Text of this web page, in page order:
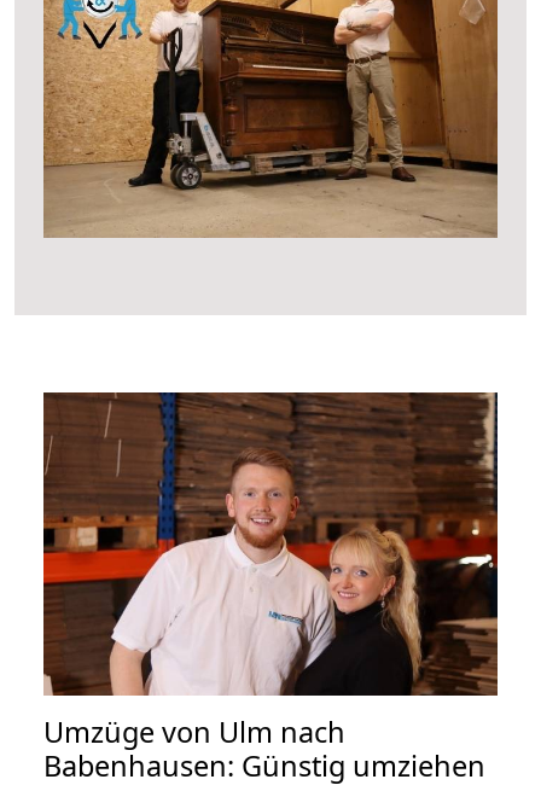
Umzüge von Ulm nach
Babenhausen: Günstig umziehen